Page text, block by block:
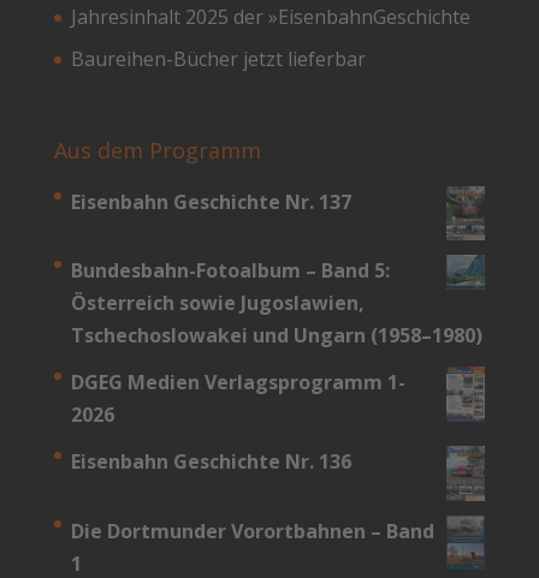
Jahresinhalt 2025 der »EisenbahnGeschichte
Baureihen-Bücher jetzt lieferbar
Aus dem Programm
Eisenbahn Geschichte Nr. 137
Bundesbahn-­Fotoalbum – Band 5:
Österreich sowie Jugoslawien,
Tschechoslowakei und Ungarn (1958–1980)
DGEG Medien Verlagsprogramm 1-
2026
Eisenbahn Geschichte Nr. 136
Die Dortmunder Vorortbahnen – Band
1